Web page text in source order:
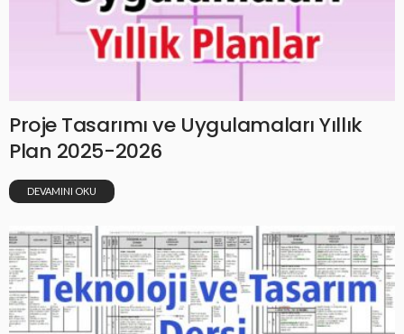
Proje Tasarımı ve Uygulamaları Yıllık
Plan 2025-2026
DEVAMINI OKU